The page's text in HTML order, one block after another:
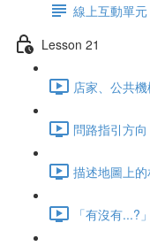
線上互動單元
Lesson 21
店家、公共
問路指引方
描述地圖上
「有沒有...?